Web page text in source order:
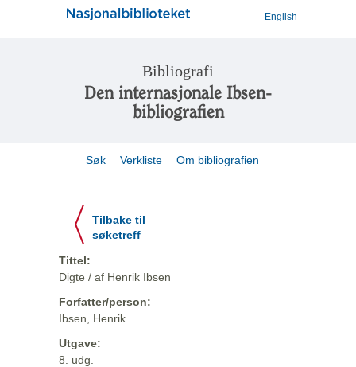
English
Bibliografi
Den internasjonale Ibsen-
bibliografien
Søk Verkliste Om bibliografien
Tilbake til
søketreff
Tittel:
Digte / af Henrik Ibsen
Forfatter/person:
Ibsen, Henrik
Utgave:
8. udg.